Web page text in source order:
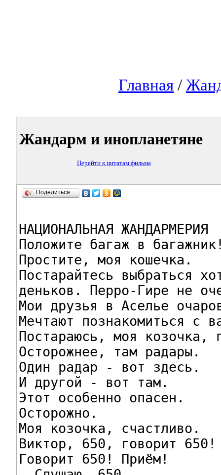
Главная /
Жандарм и инопланетяне
Перейти к цитатам фильма
Поделиться…
НАЦИОНАЛЬНАЯ ЖАНДАРМЕРИЯ
Положите багаж в
Простите, моя кошечка.
Постарайтесь выбраться
деньков. Перро-Гире не
Мои друзья в Аселье
Мечтают познакомиться с
Постараюсь, моя козочка,
Осторожнее, там радары.
Один радар - вот здесь.
И другой - вот там.
Этот особенно опасен.
Осторожно.
Моя козочка, счастливо.
Виктор, 650, говорит
Говорит 650! Приём!